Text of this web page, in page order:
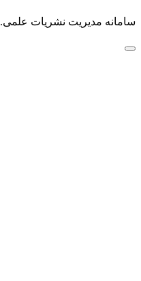
سامانه مدیریت نشریات علمی.